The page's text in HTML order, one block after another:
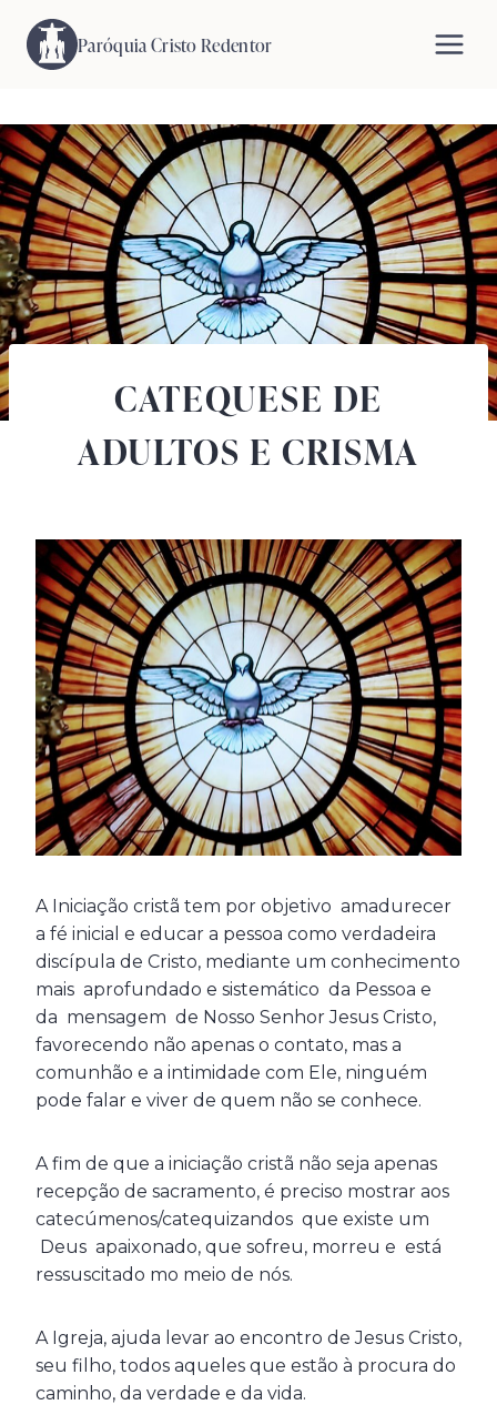
para
Paróquia Cristo Redentor
CATEQUESE DE
ADULTOS E CRISMA
A Iniciação cristã tem por objetivo amadurecer
a fé inicial e educar a pessoa como verdadeira
discípula de Cristo, mediante um conhecimento
mais aprofundado e sistemático da Pessoa e
da mensagem de Nosso Senhor Jesus Cristo,
favorecendo não apenas o contato, mas a
comunhão e a intimidade com Ele, ninguém
pode falar e viver de quem não se conhece.
A fim de que a iniciação cristã não seja apenas
recepção de sacramento, é preciso mostrar aos
catecúmenos/catequizandos que existe um
Deus apaixonado, que sofreu, morreu e está
ressuscitado mo meio de nós.
A Igreja, ajuda levar ao encontro de Jesus Cristo,
seu filho, todos aqueles que estão à procura do
caminho, da verdade e da vida.